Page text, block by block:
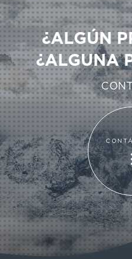
¿ALGÚN
¿ALGUNA